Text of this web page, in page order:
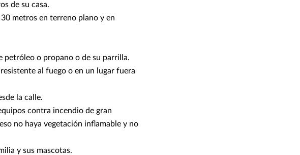
de su casa.
metros en terreno plano y en
petróleo o propano o de su parrilla.
al fuego o en un lugar fuera
la calle.
contra incendio de gran
no haya vegetación inflamable y no
y sus mascotas.